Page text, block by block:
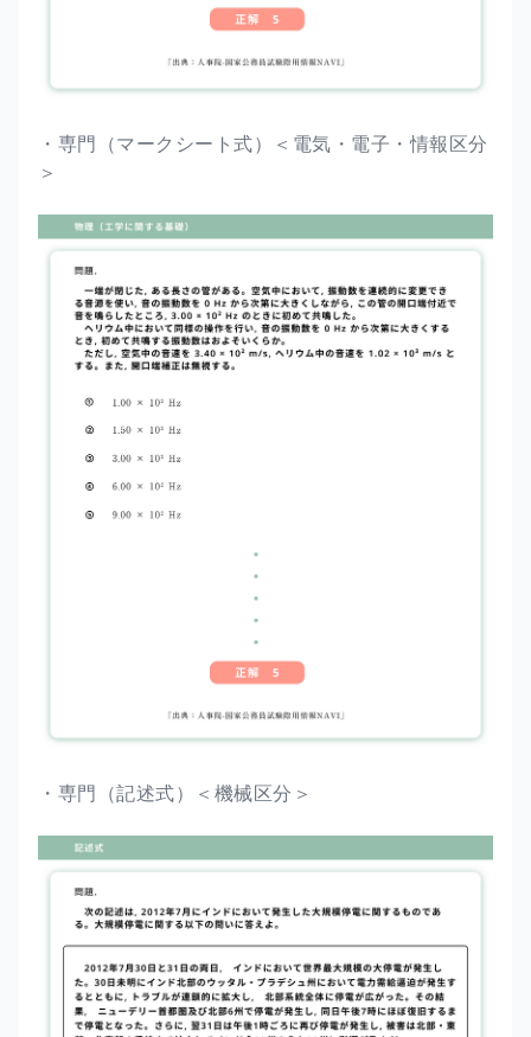
・専門（マークシート式）＜電気・電子・情報区分
＞
・専門（記述式）＜機械区分＞